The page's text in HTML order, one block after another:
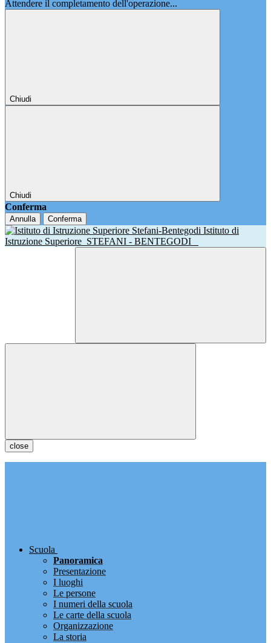
Attendere il completamento dell'operazione...
Chiudi
Chiudi
Conferma
Annulla Conferma
Istituto di
Istruzione Superiore STEFANI - BENTEGODI
close
Scuola
Panoramica
Presentazione
I luoghi
Le persone
I numeri della scuola
Le carte della scuola
Organizzazione
La storia